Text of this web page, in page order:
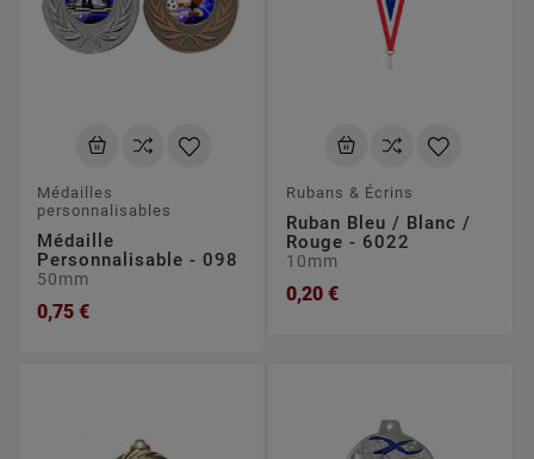
Médailles
personnalisables
Médaille
Personnalisable - 098
50mm
0,75 €
Rubans & Écrins
Ruban Bleu / Blanc /
Rouge - 6022
10mm
0,20 €